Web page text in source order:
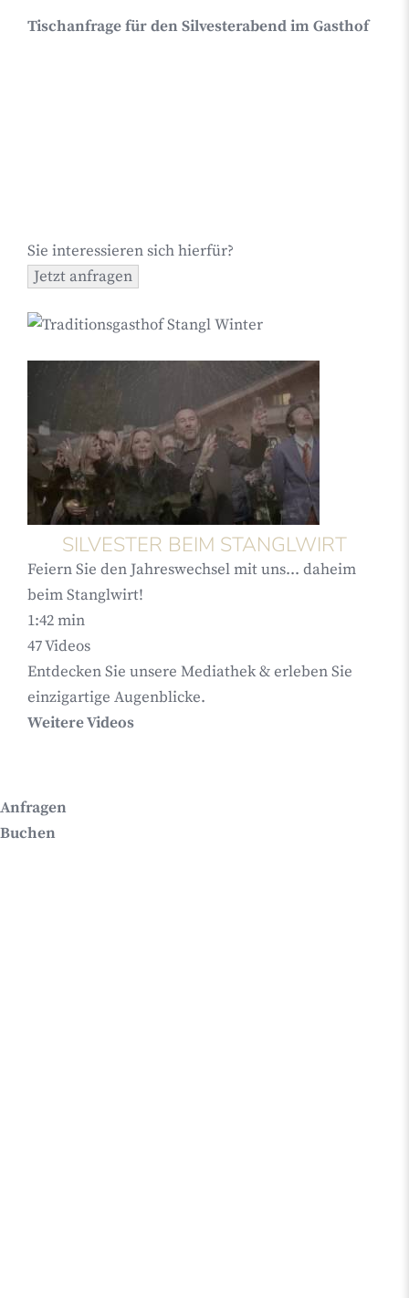
Tischanfrage für den Silvesterabend im Gasthof
Sie interessieren sich hierfür?
SILVESTER BEIM STANGLWIRT
Feiern Sie den Jahreswechsel mit uns... daheim
beim Stanglwirt!
1:42 min
47Videos
Entdecken Sie unsere Mediathek & erleben Sie
einzigartige Augenblicke.
Weitere Videos
Anfragen
Buchen